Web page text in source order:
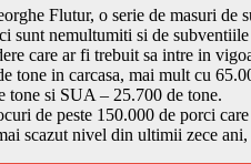
Flutur, o serie de masuri de
sunt nemultumiti si de
care ar fi trebuit sa intre in
tone in carcasa, mai mult cu
tone si SUA – 25.700 de tone.
de peste 150.000 de porci
scazut nivel din ultimii zece ani,